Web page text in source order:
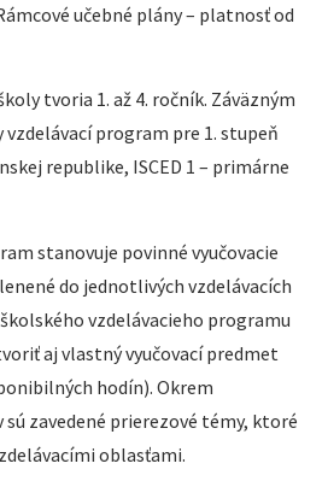
učebné plány – platnosť od
tvoria 1. až 4. ročník. Záväzným
program pre 1. stupeň
republike, ISCED 1 – primárne
stanovuje povinné vyučovacie
do jednotlivých vzdelávacích
vzdelávacieho programu
aj vlastný vyučovací predmet
hodín). Okrem
zavedené prierezové témy, ktoré
oblasťami.